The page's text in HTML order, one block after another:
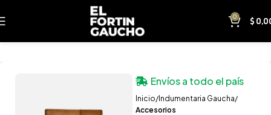
0 $
Inicio
Indumentaria Gaucha
Accesorios
Envíos a todo el país